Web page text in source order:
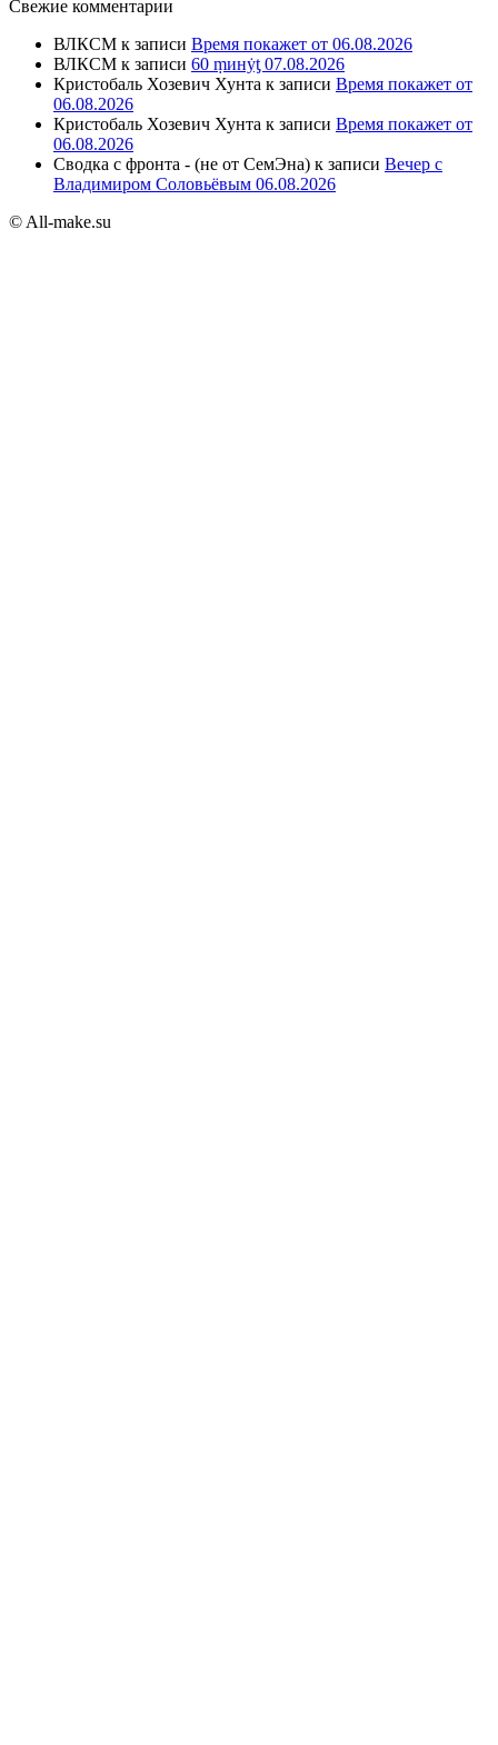
Свежие комментарии
ВЛКСМ к записи Время покажет от 06.08.2026
ВЛКСМ к записи 60 ṃинẏƫ 07.08.2026
Кристобаль Хозевич Хунта к записи Время покажет от
06.08.2026
Кристобаль Хозевич Хунта к записи Время покажет от
06.08.2026
Сводка с фронта - (не от СемЭна) к записи Вечер с
Владимиром Соловьёвым 06.08.2026
© All-make.su